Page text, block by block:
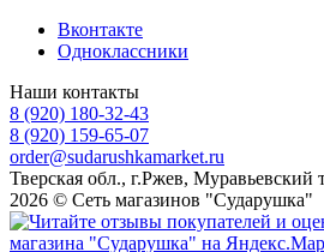
Вконтакте
Одноклассники
Наши контакты
8 (920) 180-32-43
8 (920) 159-65-07
order@sudarushkamarket.ru
Тверская обл., г.Ржев, Муравьевский
2026 © Сеть магазинов "Сударушка"